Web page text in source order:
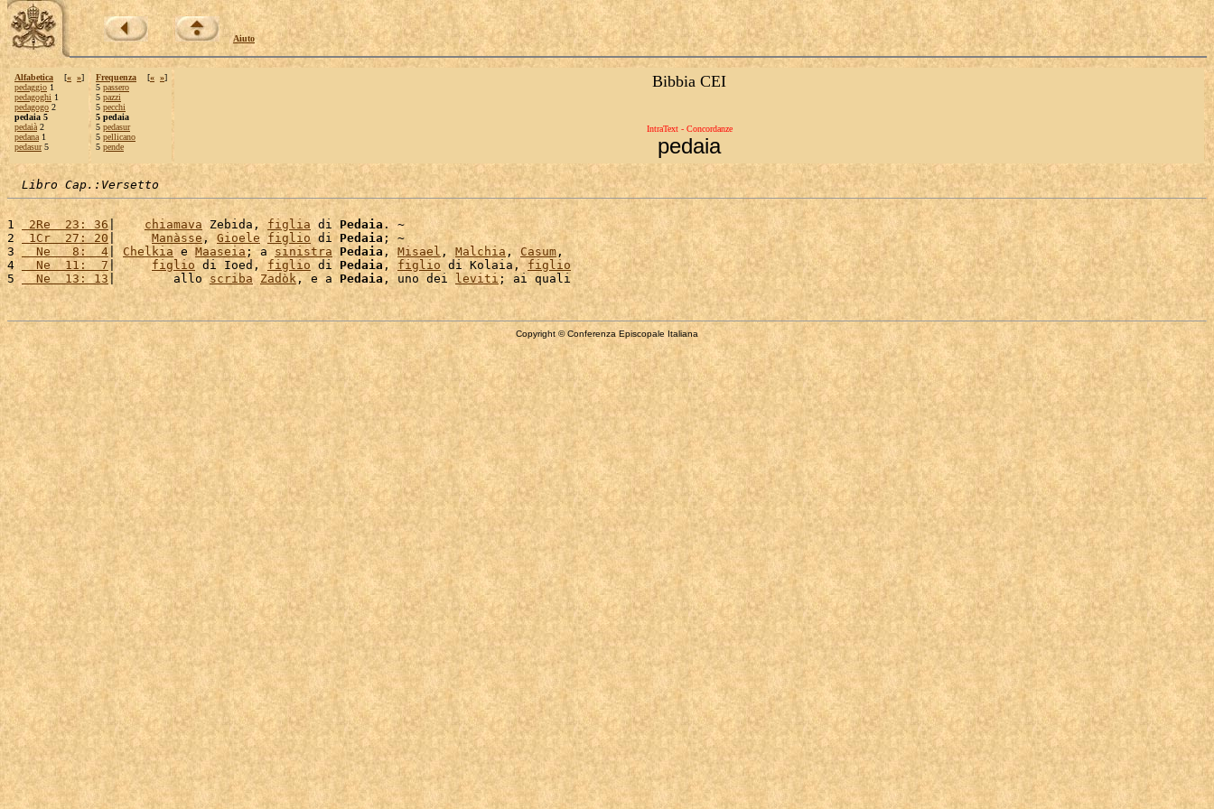
Aiuto
Alfabetica [« »]
pedaggio 1
pedagoghi 1
pedagogo 2
pedaia 5
pedaià 2
pedana 1
pedasur5
Frequenza [« »]
5 passero
5 pazzi
5 pecchi
5 pedaia
5 pedasur
5 pellicano
5 pende
Bibbia CEI
IntraText - Concordanze
pedaia
Libro Cap.:Versetto
1 2Re  23: 36| chiamava Zebida, figlia di Pedaia . ~
2
1Cr  27: 20 | Manàsse, Gioele figlio di Pedaia; ~
3
  Ne   8:  4
| Chelkia e Maaseia ; a sinistra Pedaia , Misael , Malchia , Casum ,
4
  Ne  11:  7
| figlio di Ioed, figlio di Pedaia , figlio di Kolaia, figlio
5
  Ne  13: 13
|        allo scriba Zadòk, e a Pedaia , uno dei leviti
Copyright © Conferenza Episcopale Italiana